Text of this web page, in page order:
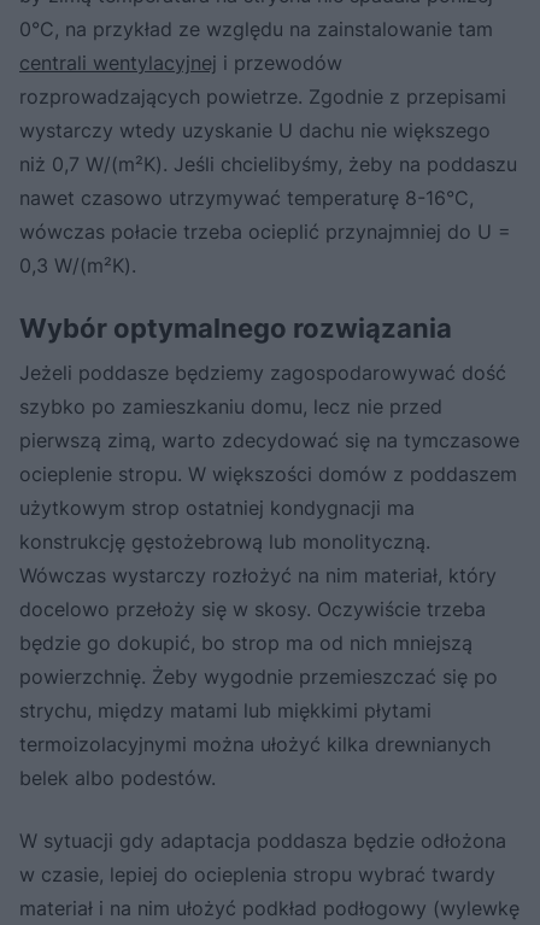
0°C, na przykład ze względu na zainstalowanie tam
centrali wentylacyjnej i przewodów
rozprowadzających powietrze. Zgodnie z przepisami
wystarczy wtedy uzyskanie U dachu nie większego
niż 0,7 W/(m²K). Jeśli chcielibyśmy, żeby na poddaszu
nawet czasowo utrzymywać temperaturę 8-16°C,
wówczas połacie trzeba ocieplić przynajmniej do U =
0,3 W/(m²K).
Wybór optymalnego rozwiązania
Jeżeli poddasze będziemy zagospodarowywać dość
szybko po zamieszkaniu domu, lecz nie przed
pierwszą zimą, warto zdecydować się na tymczasowe
ocieplenie stropu. W większości domów z poddaszem
użytkowym strop ostatniej kondygnacji ma
konstrukcję gęstożebrową lub monolityczną.
Wówczas wystarczy rozłożyć na nim materiał, który
docelowo przełoży się w skosy. Oczywiście trzeba
będzie go dokupić, bo strop ma od nich mniejszą
powierzchnię. Żeby wygodnie przemieszczać się po
strychu, między matami lub miękkimi płytami
termoizolacyjnymi można ułożyć kilka drewnianych
belek albo podestów.
W sytuacji gdy adaptacja poddasza będzie odłożona
w czasie, lepiej do ocieplenia stropu wybrać twardy
materiał i na nim ułożyć podkład podłogowy (wylewkę